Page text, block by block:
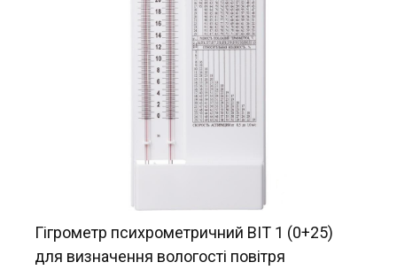
Гігрометр психрометричний ВІТ 1 (0+25)
для визначення вологості повітря